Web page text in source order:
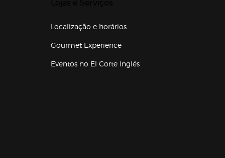
Localização e horários
Gourmet Experience
Eventos no El Corte Inglés